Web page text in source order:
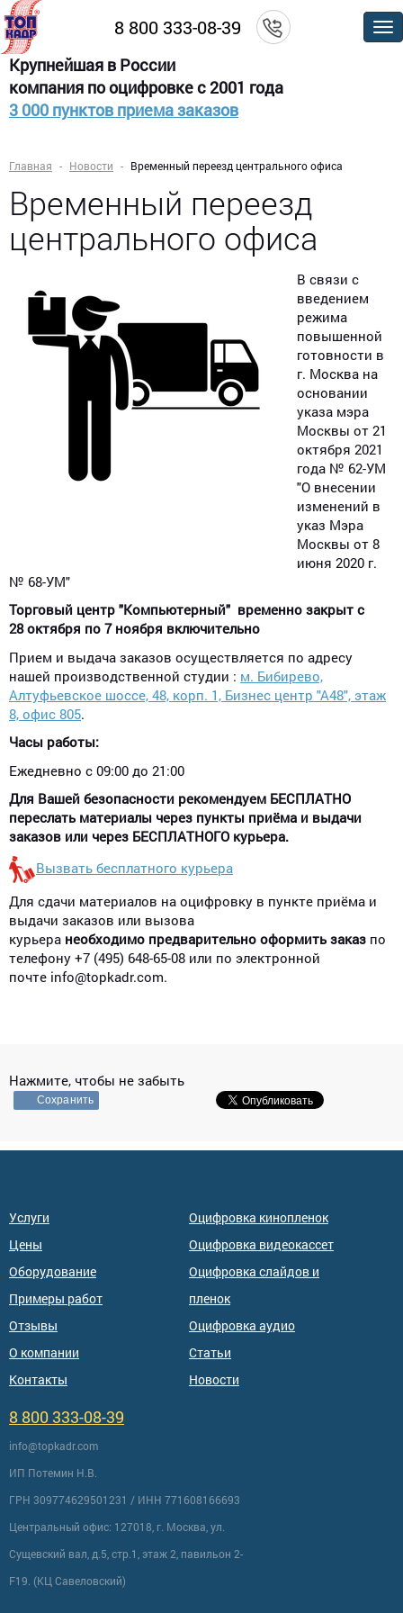
8 800 333-08-39
Крупнейшая в России
компания по оцифровке с 2001 года
3 000 пунктов приема заказов
Главная Новости Временный переезд центрального офиса
Временный переезд
центрального офиса
В связи с
введением
режима
повышенной
готовности в
г. Москва на
основании
указа мэра
Москвы от 21
октября 2021
года № 62-УМ
"О внесении
изменений в
указ Мэра
Москвы от 8
июня 2020 г.
№ 68-УМ"
Торговый центр "Компьютерный" временно закрыт с
28 октября по 7 ноября включительно
Прием и выдача заказов осуществляется по адресу
нашей производственной студии : м. Бибирево,
Алтуфьевское шоссе, 48, корп. 1, Бизнес центр "А48", этаж
8, офис 805.
Часы работы:
Ежедневно с 09:00 до 21:00
Для Вашей безопасности рекомендуем БЕСПЛАТНО
переслать материалы через пункты приёма и выдачи
заказов или через БЕСПЛАТНОГО курьера.
Вызвать бесплатного курьера
Для сдачи материалов на оцифровку в пункте приёма и
выдачи заказов или вызова
курьера необходимо предварительно оформить заказ по
телефону +7 (495) 648-65-08 или по электронной
почте info@topkadr.com.
Нажмите, чтобы не забыть
Сохранить
Услуги
Цены
Оборудование
Примеры работ
Отзывы
О компании
Контакты
Оцифровка кинопленок
Оцифровка видеокассет
Оцифровка слайдов и
пленок
Оцифровка аудио
Статьи
Новости
8 800 333-08-39
info@topkadr.com
ИП Потемин Н.В.
ГРН 309774629501231 / ИНН 771608166693
Центральный офис: 127018, г. Москва, ул.
Сущевский вал, д.5, стр.1, этаж 2, павильон 2-
F19. (КЦ Савеловский)